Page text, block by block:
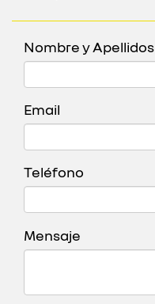
Nombre y Apellidos
Email
Teléfono
Mensaje